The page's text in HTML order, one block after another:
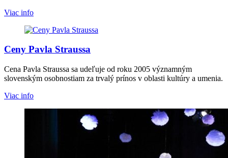
Viac info
Ceny Pavla Straussa
Cena Pavla Straussa sa udeľuje od roku 2005 významným
slovenským osobnostiam za trvalý prínos v oblasti kultúry a umenia.
Viac info